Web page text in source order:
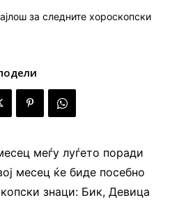
меѓу луѓето поради
месец ќе биде посебно
знаци: Бик, Девица